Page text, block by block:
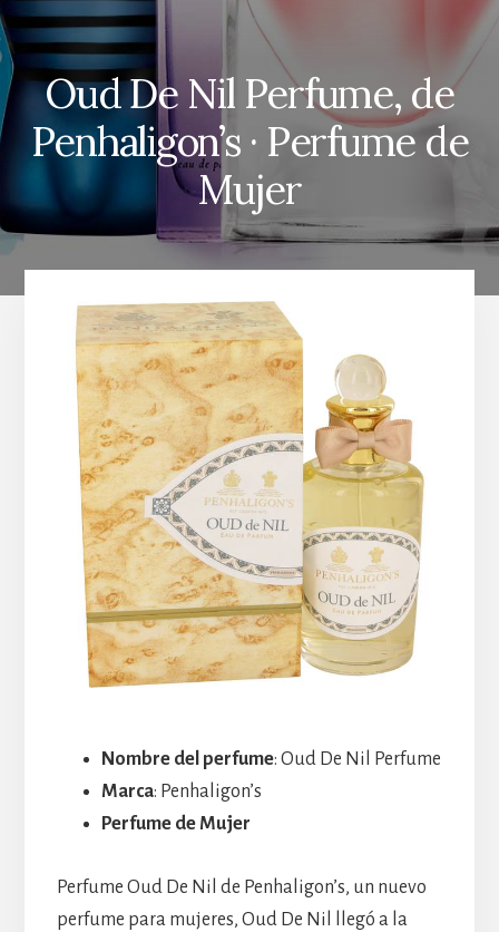
Oud De Nil Perfume, de
Penhaligon’s · Perfume de
Mujer
Nombre del perfume: Oud De Nil Perfume
Marca: Penhaligon’s
Perfume de Mujer
Perfume Oud De Nil de Penhaligon’s, un nuevo
perfume para mujeres, Oud De Nil llegó a la